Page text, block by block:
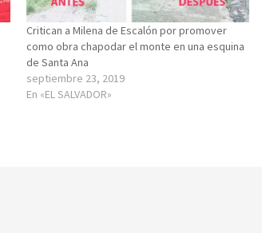
Critican a Milena de Escalón por promover
como obra chapodar el monte en una esquina
de Santa Ana
septiembre 23, 2019
En «EL SALVADOR»